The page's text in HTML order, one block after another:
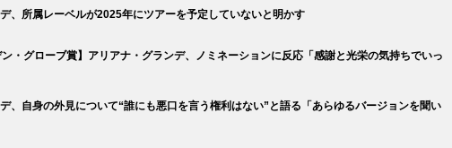
、所属レーベルが2025年にツアーを予定していないと明かす
ン・グローブ賞】アリアナ・グランデ、ノミネーションに反応「感謝と光栄の気持ちでいっ
、自身の外見について“誰にも悪口を言う権利はない”と語る「あらゆるバージョンを聞い